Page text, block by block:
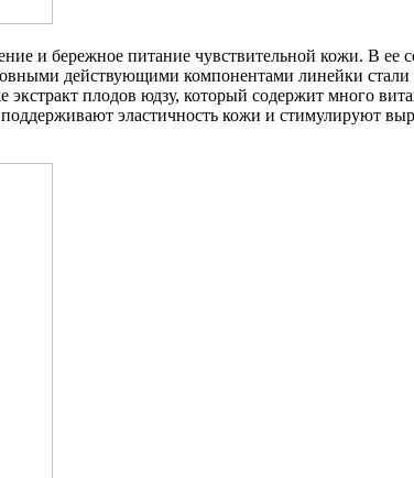
и бережное питание чувствительной кожи. В
действующими компонентами линейки
плодов юдзу, который содержит много
эластичность кожи и стимулируют